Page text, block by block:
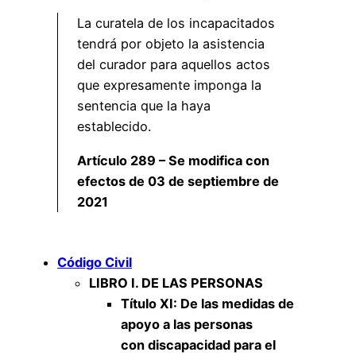
La curatela de los incapacitados
tendrá por objeto la asistencia
del curador para aquellos actos
que expresamente imponga la
sentencia que la haya
establecido.
Artículo 289 – Se modifica con
efectos de 03 de septiembre de
2021
Código Civil
LIBRO I. DE LAS PERSONAS
Título XI: De las medidas de
apoyo a las personas
con discapacidad para el